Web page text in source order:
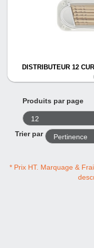
DISTRIBUTEUR 12
Produits par page
Trier par
* Prix HT. Marquage &